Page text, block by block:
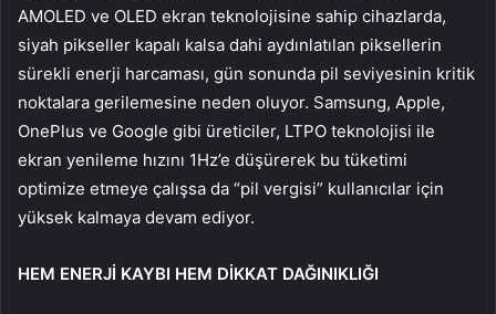
AMOLED ve OLED ekran teknolojisine sahip cihazlarda,
siyah pikseller kapalı kalsa dahi aydınlatılan piksellerin
sürekli enerji harcaması, gün sonunda pil seviyesinin kritik
noktalara gerilemesine neden oluyor. Samsung, Apple,
OnePlus ve Google gibi üreticiler, LTPO teknolojisi ile
ekran yenileme hızını 1Hz’e düşürerek bu tüketimi
optimize etmeye çalışsa da “pil vergisi” kullanıcılar için
yüksek kalmaya devam ediyor.
HEM ENERJİ KAYBI HEM DİKKAT DAĞINIKLIĞI